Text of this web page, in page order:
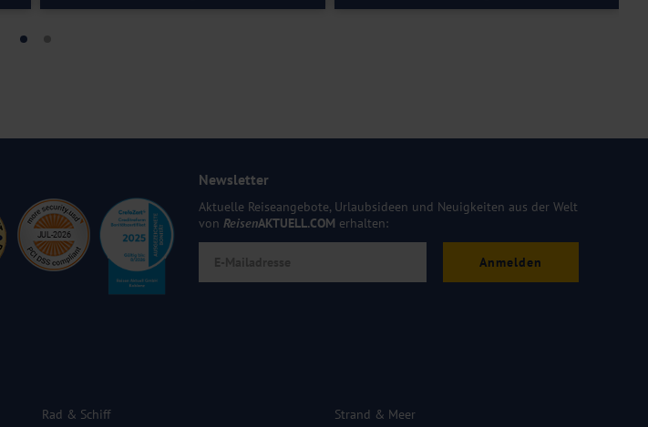
Newsletter
Aktuelle Reiseangebote, Urlaubsideen und Neuigkeiten aus der Welt
von ReisenAKTUELL.COM erhalten:
Anmelden
Rad & Schiff
Strand & Meer